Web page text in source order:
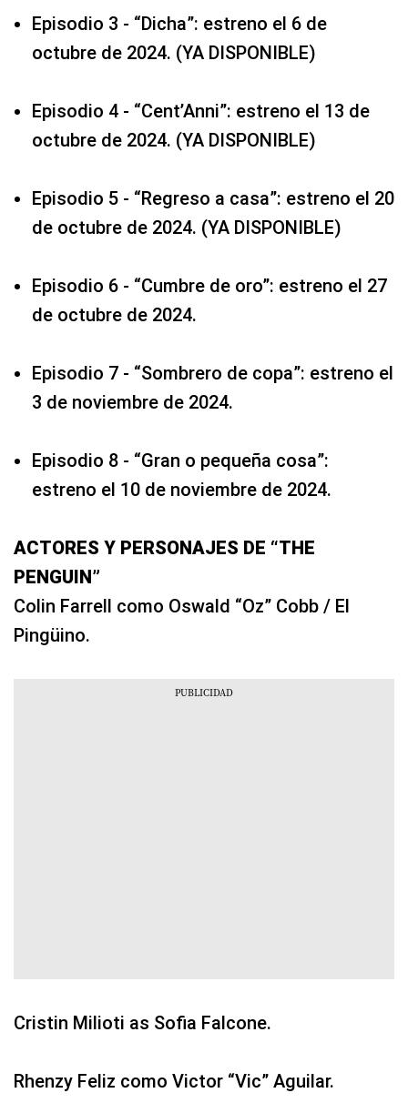
Episodio 3 - “Dicha”: estreno el 6 de
octubre de 2024. (YA DISPONIBLE)
Episodio 4 - “Cent’Anni”: estreno el 13 de
octubre de 2024. (YA DISPONIBLE)
Episodio 5 - “Regreso a casa”: estreno el 20
de octubre de 2024. (YA DISPONIBLE)
Episodio 6 - “Cumbre de oro”: estreno el 27
de octubre de 2024.
Episodio 7 - “Sombrero de copa”: estreno el
3 de noviembre de 2024.
Episodio 8 - “Gran o pequeña cosa”:
estreno el 10 de noviembre de 2024.
ACTORES Y PERSONAJES DE “THE
PENGUIN”
Colin Farrell como Oswald “Oz” Cobb / El
Pingüino.
Cristin Milioti as Sofia Falcone.
Rhenzy Feliz como Victor “Vic” Aguilar.